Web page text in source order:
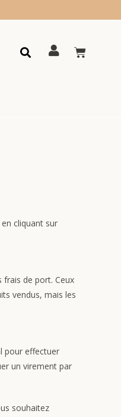
cliquant sur
de port. Ceux
vendus, mais les
pour effectuer
un virement par
souhaitez